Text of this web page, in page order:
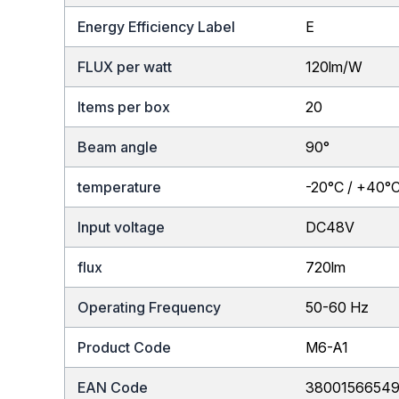
Energy Efficiency Label E
FLUX per watt 120lm/W
Items per box 20
Beam angle 90°
temperature -20°C /
Input voltage DC48V
flux 720lm
Operating Frequency 50-60 Hz
Product Code M6-A1
EAN Code